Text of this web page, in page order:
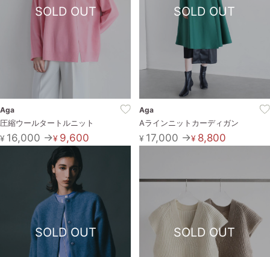
SOLD OUT
Aga
圧縮ウールタートルニット
¥16,000 →¥9,600
SOLD OUT
Aga
Aラインニットカーディガン
¥17,000 →¥8,800
SOLD OUT SOLD OUT